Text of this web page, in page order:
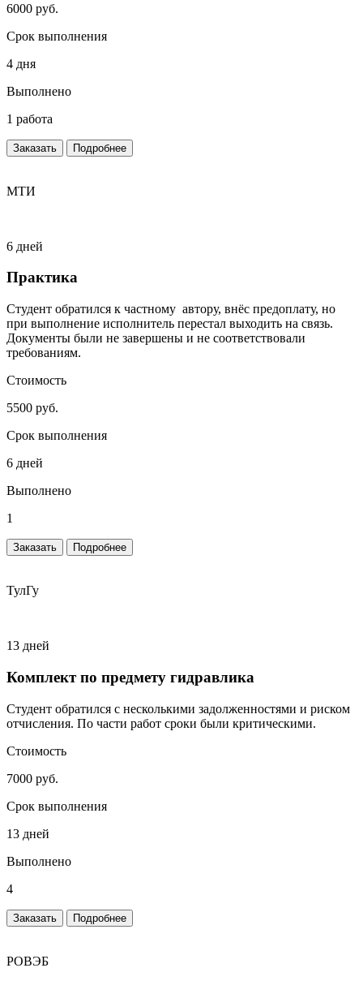
6000 руб.
Срок выполнения
4 дня
Выполнено
1 работа
Заказать Подробнее
МТИ
6 дней
Практика
Студент обратился к частному автору, внёс предоплату, но
при выполнение исполнитель перестал выходить на связь.
Документы были не завершены и не соответствовали
требованиям.
Стоимость
5500 руб.
Срок выполнения
6 дней
Выполнено
1
Заказать Подробнее
ТулГу
13 дней
Комплект по предмету гидравлика
Студент обратился с несколькими задолженностями и риском
отчисления. По части работ сроки были критическими.
Стоимость
7000 руб.
Срок выполнения
13 дней
Выполнено
4
Заказать Подробнее
РОВЭБ